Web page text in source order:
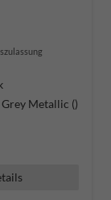
Metallic ()